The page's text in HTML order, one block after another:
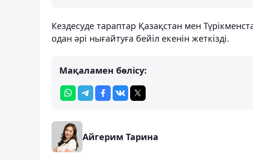
Кездесуде тараптар Қазақстан мен
одан әрі нығайтуға бейіл екенін жеткізді.
Мақаламен бөлісу:
Айгерим Тарина